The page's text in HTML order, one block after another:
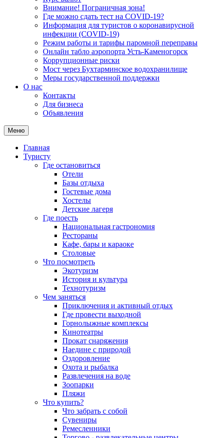
Внимание! Пограничная зона!
Где можно сдать тест на COVID-19?
Информация для туристов о коронавирусной
инфекции (COVID-19)
Режим работы и тарифы паромной переправы
Онлайн табло аэропорта Усть-Каменогорск
Коррупционные риски
Мост через Бухтарминское водохранилище
Меры государственной поддержки
О нас
Контакты
Для бизнеса
Объявления
Меню
Главная
Туристу
Где остановиться
Отели
Базы отдыха
Гостевые дома
Хостелы
Детские лагеря
Где поесть
Национальная гастрономия
Рестораны
Кафе, бары и караоке
Столовые
Что посмотреть
Экотуризм
История и культура
Технотуризм
Чем заняться
Приключения и активный отдых
Где провести выходной
Горнолыжные комплексы
Кинотеатры
Прокат снаряжения
Наедине с природой
Оздоровление
Охота и рыбалка
Развлечения на воде
Зоопарки
Пляжи
Что купить?
Что забрать с собой
Сувениры
Ремесленники